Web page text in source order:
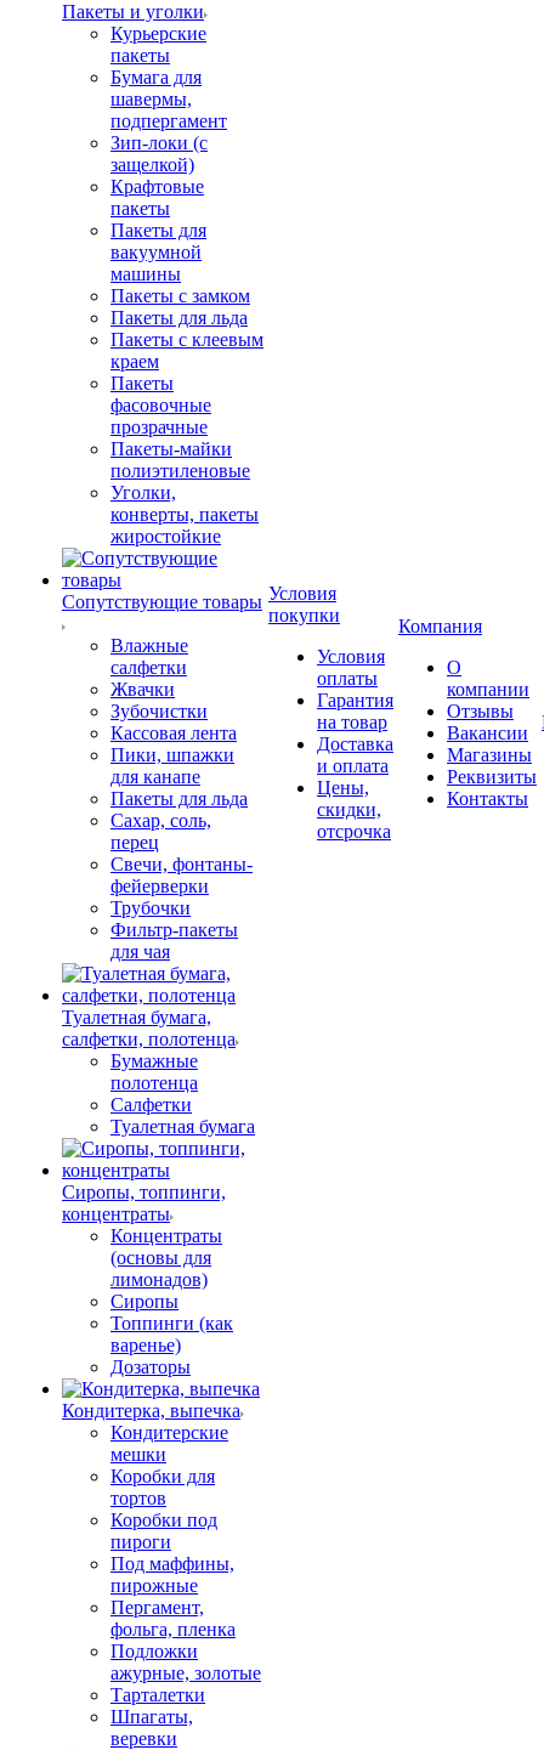
Пакеты и уголки
Курьерские
пакеты
Бумага для
шавермы,
подпергамент
Зип-локи (с
защелкой)
Крафтовые
пакеты
Пакеты для
вакуумной
машины
Пакеты с замком
Пакеты для льда
Пакеты с клеевым
краем
Пакеты
фасовочные
прозрачные
Пакеты-майки
полиэтиленовые
Уголки,
конверты, пакеты
жиростойкие
Сопутствующие товары
Влажные
салфетки
Жвачки
Зубочистки
Кассовая лента
Пики, шпажки
для канапе
Пакеты для льда
Сахар, соль,
перец
Свечи, фонтаны-
фейерверки
Трубочки
Фильтр-пакеты
для чая
Туалетная бумага,
салфетки, полотенца
Бумажные
полотенца
Салфетки
Туалетная бумага
Сиропы, топпинги,
концентраты
Концентраты
(основы для
лимонадов)
Сиропы
Топпинги (как
варенье)
Дозаторы
Кондитерка, выпечка
Кондитерские
мешки
Коробки для
тортов
Коробки под
пироги
Под маффины,
пирожные
Пергамент,
фольга, пленка
Подложки
ажурные, золотые
Тарталетки
Шпагаты,
веревки
Условия
покупки
Условия
оплаты
Гарантия
на товар
Доставка
и оплата
Цены,
скидки,
отсрочка
Компания
О
компании
Отзывы
Вакансии
Магазины
Реквизиты
Контакты